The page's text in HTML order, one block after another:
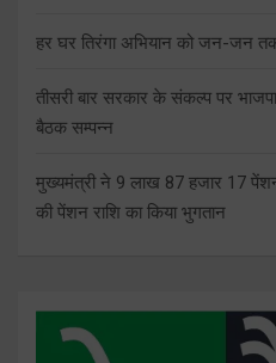
हर घर तिरंगा अभियान को जन-जन तक
तीसरी बार सरकार के संकल्प पर
बैठक सम्पन्न
मुख्यमंत्री ने 9 लाख 87 हजार 17
की पेंशन राशि का किया भुगतान